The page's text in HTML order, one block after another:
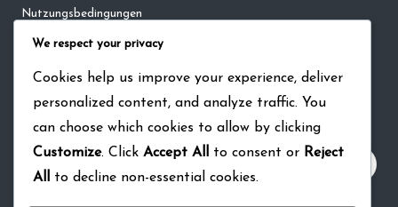
Nutzungsbedingungen
Datenschutzbestimmungen
Suche
We respect your privacy
Cookies help us improve your experience, deliver
personalized content, and analyze traffic. You
can choose which cookies to allow by clicking
Customize. Click Accept All to consent or Reject
All
to decline non-essential cookies.